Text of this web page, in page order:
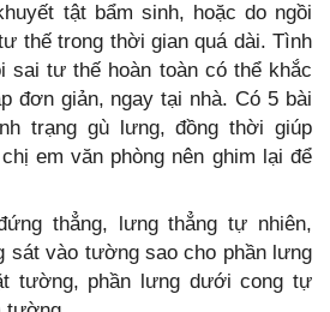
tật bẩm sinh, hoặc do ngồi
thế trong thời gian quá dài. Tình
sai tư thế hoàn toàn có thể khắc
đơn giản, ngay tại nhà. Có 5 bài
trạng gù lưng, đồng thời giúp
em văn phòng nên ghim lại để
thẳng, lưng thẳng tự nhiên,
sát vào tường sao cho phần lưng
tường, phần lưng dưới cong tự